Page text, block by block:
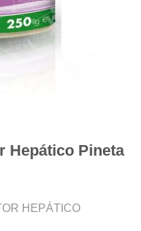
Hepático Pineta
HEPÁTICO